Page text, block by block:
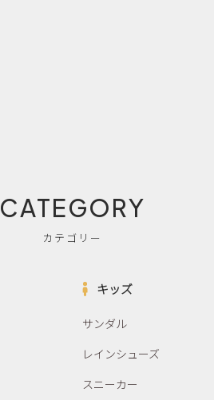
CATEGORY
カテゴリー
キッズ
サンダル
レインシューズ
スニーカー